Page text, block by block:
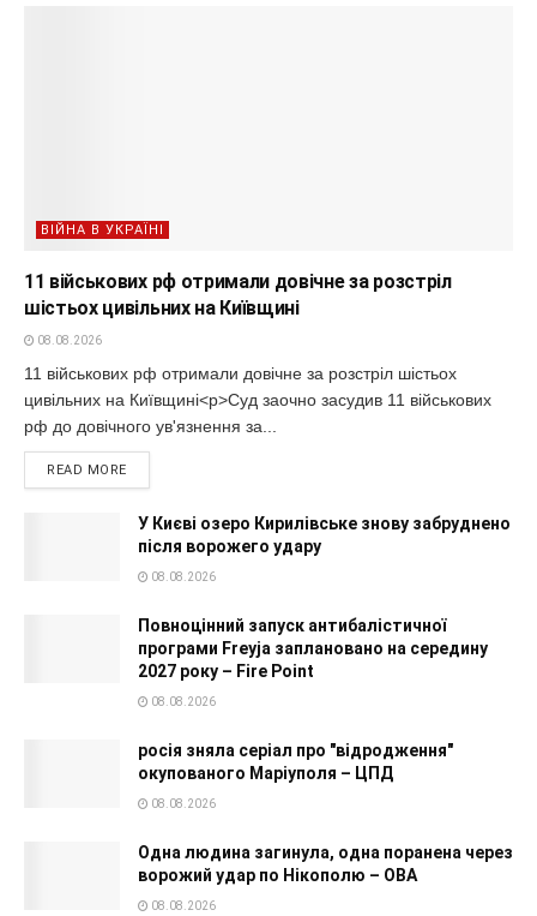
ВІЙНА В УКРАЇНІ
11 військових рф отримали довічне за розстріл
шістьох цивільних на Київщині
08.08.2026
11 військових рф отримали довічне за розстріл шістьох
цивільних на Київщині<p>Суд заочно засудив 11 військових
рф до довічного ув'язнення за...
READ MORE
У Києві озеро Кирилівське знову забруднено
після ворожего удару
08.08.2026
Повноцінний запуск антибалістичної
програми Freyja заплановано на середину
2027 року – Fire Point
08.08.2026
росія зняла серіал про "відродження"
окупованого Маріуполя – ЦПД
08.08.2026
Одна людина загинула, одна поранена через
ворожий удар по Нікополю – ОВА
08.08.2026